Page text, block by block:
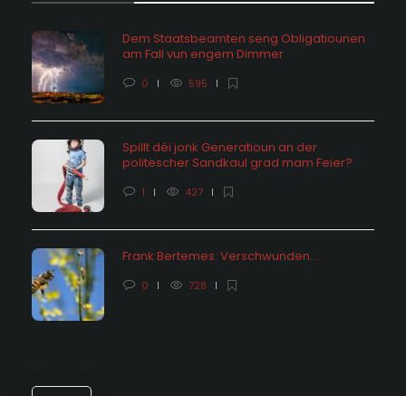
Dem Staatsbeamten seng Obligatiounen
am Fall vun engem Dimmer
0 595
Spillt déi jonk Generatioun an der
politescher Sandkaul grad mam Feier?
1 427
Frank Bertemes: Verschwunden….
0 728